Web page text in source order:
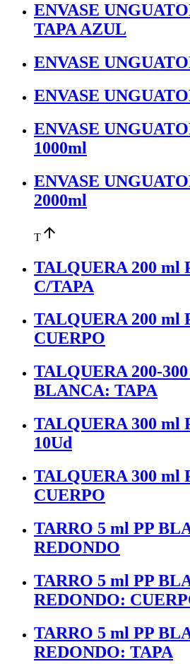
ENVASE
TAPA AZUL
ENVASE
ENVASE
ENVASE
1000ml
ENVASE
2000ml
T arrow_upward
TALQUERA 200 ml
C/TAPA
TALQUERA 200 ml
CUERPO
TALQUERA 200-
BLANCA: TAPA
TALQUERA 300 ml
10Ud
TALQUERA 300 ml
CUERPO
TARRO 5 ml PP
REDONDO
TARRO 5 ml PP
REDONDO:
TARRO 5 ml PP
REDONDO: TAPA